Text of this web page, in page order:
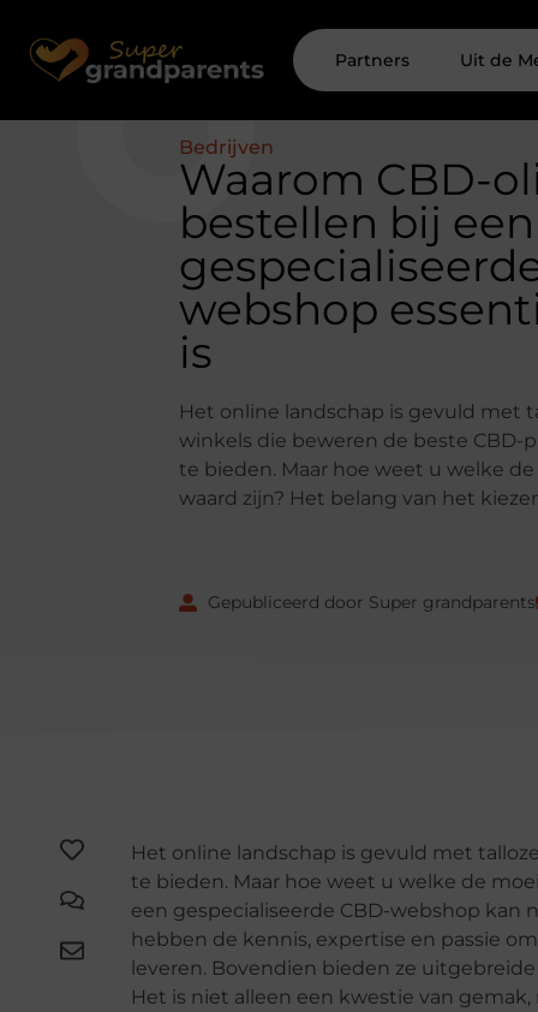
Partners Uit de
Bedrijven
Waarom CBD-
bestellen bij een
webshop
is
Het online landschap is gevuld met
winkels die beweren de beste CBD-
te bieden. Maar hoe weet u welke
waard zijn? Het belang van het
Gepubliceerd door Super grandparents
Het online landschap is gevuld met
te bieden. Maar hoe weet u welke de
een gespecialiseerde CBD-webshop
hebben de kennis, expertise en passie
leveren. Bovendien bieden ze
Het is niet alleen een kwestie van